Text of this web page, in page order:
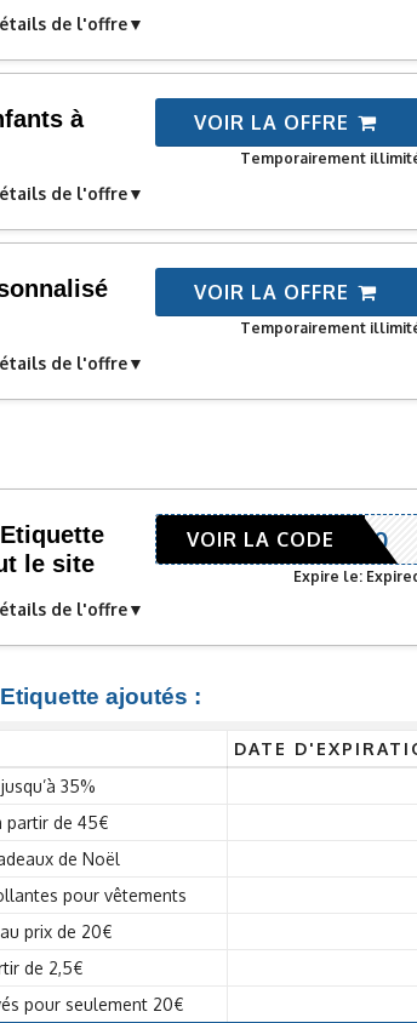
de l'offre
à
de l'offre
VOIR LA OFFRE
Temporairement
de l'offre
VOIR LA OFFRE
Temporairement
le site
de l'offre
RETAIL10
VOIR LA CODE
Expire le:
ajoutés :
DATE
35%
partir de 45€
de Noël
pour vêtements
prix de 20€
de 2,5€
pour seulement 20€